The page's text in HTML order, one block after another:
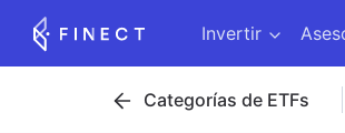
Invertir
Categorías de ETFs